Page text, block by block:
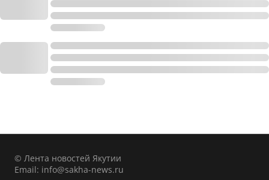
© Лента новостей Якутии
Email: info@sakha-news.ru